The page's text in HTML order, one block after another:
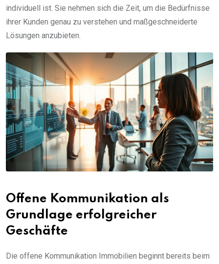
individuell ist. Sie nehmen sich die Zeit, um die Bedürfnisse
ihrer Kunden genau zu verstehen und maßgeschneiderte
Lösungen anzubieten.
Offene Kommunikation als
Grundlage erfolgreicher
Geschäfte
Die offene Kommunikation Immobilien beginnt bereits beim